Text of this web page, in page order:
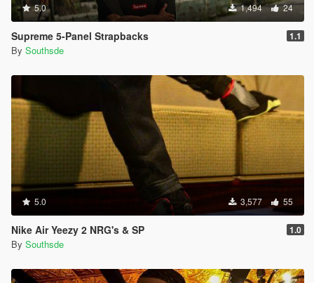
5.0 1,494 24
Supreme 5-Panel Strapbacks 1.1
By Southsde
5.0 3,577 55
Nike Air Yeezy 2 NRG's & SP 1.0
By Southsde